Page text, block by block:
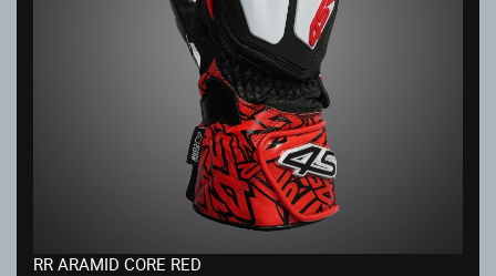
RR ARAMID CORE RED